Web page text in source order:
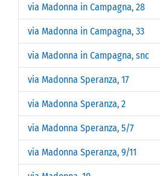
via Madonna in Campagna, 28
via Madonna in Campagna, 33
via Madonna in Campagna, snc
via Madonna Speranza, 17
via Madonna Speranza, 2
via Madonna Speranza, 5/7
via Madonna Speranza, 9/11